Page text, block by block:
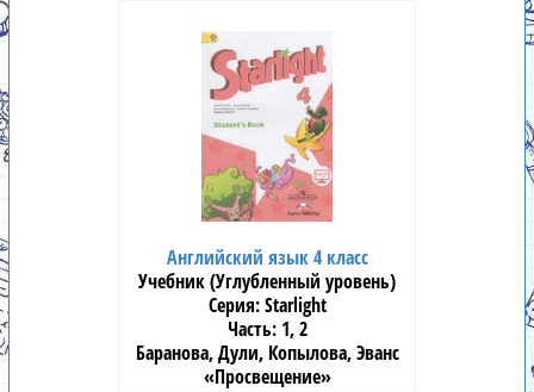
Английский язык 4 класс
Учебник (Углубленный уровень)
Starlight
1, 2
Баранова, Дули, Копылова, Эванс
«Просвещение»